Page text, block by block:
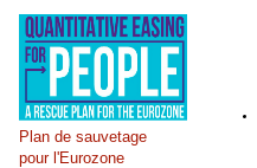
Plan de sauvetage
pour l'Eurozone